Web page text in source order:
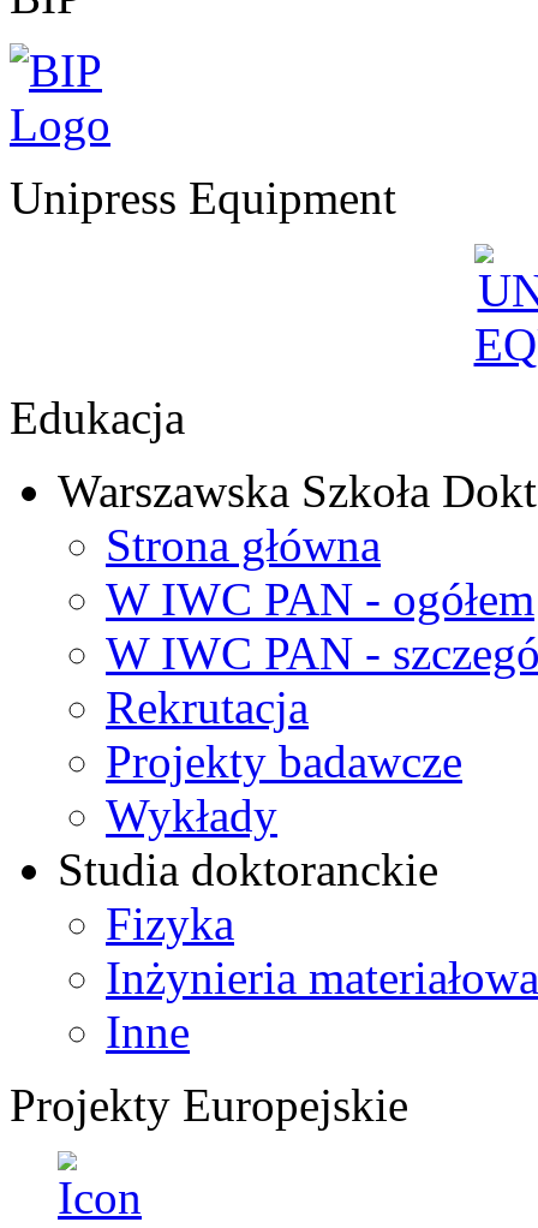
Unipress Equipment
Edukacja
Warszawska Szkoła
Strona główna
W IWC PAN - ogółem
W IWC PAN -
Rekrutacja
Projekty badawcze
Wykłady
Studia doktoranckie
Fizyka
Inżynieria materiałowa
Inne
Projekty Europejskie